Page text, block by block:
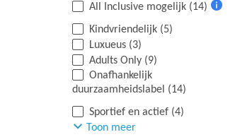
All Inclusive mogelijk (14)
Kindvriendelijk (5)
Luxueus (3)
Adults Only (9)
Onafhankelijk
duurzaamheidslabel (14)
Sportief en actief (4)
Toon meer